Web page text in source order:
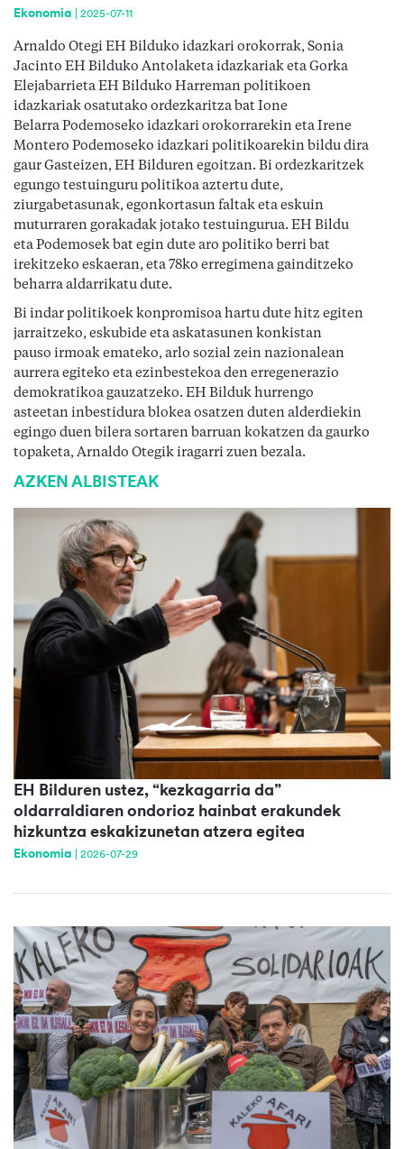
Ekonomia 2025-07-11
Arnaldo Otegi EH Bilduko idazkari orokorrak, Sonia
Jacinto EH Bilduko Antolaketa idazkariak eta Gorka
Elejabarrieta EH Bilduko Harreman politikoen
idazkariak osatutako ordezkaritza bat Ione
Belarra Podemoseko idazkari orokorrarekin eta Irene
Montero Podemoseko idazkari politikoarekin bildu dira
gaur Gasteizen, EH Bilduren egoitzan. Bi ordezkaritzek
egungo testuinguru politikoa aztertu dute,
ziurgabetasunak, egonkortasun faltak eta eskuin
muturraren gorakadak jotako testuingurua. EH Bildu
eta Podemosek bat egin dute aro politiko berri bat
irekitzeko eskaeran, eta 78ko erregimena gainditzeko
beharra aldarrikatu dute.
Bi indar politikoek konpromisoa hartu dute hitz egiten
jarraitzeko, eskubide eta askatasunen konkistan
pauso irmoak emateko, arlo sozial zein nazionalean
aurrera egiteko eta ezinbestekoa den erregenerazio
demokratikoa gauzatzeko. EH Bilduk hurrengo
asteetan inbestidura blokea osatzen duten alderdiekin
egingo duen bilera sortaren barruan kokatzen da gaurko
topaketa, Arnaldo Otegik iragarri zuen bezala.
AZKEN ALBISTEAK
EH Bilduren ustez, “kezkagarria da”
oldarraldiaren ondorioz hainbat erakundek
hizkuntza eskakizunetan atzera egitea
Ekonomia 2026-07-29